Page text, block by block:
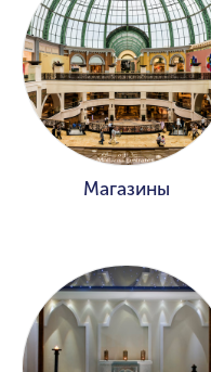
Магазины